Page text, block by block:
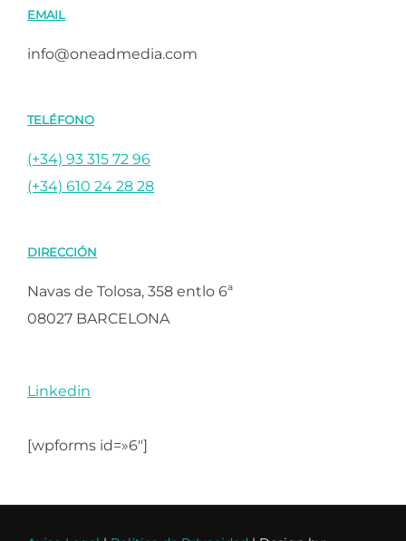
EMAIL
info@oneadmedia.com
TELÉFONO
(+34) 93 315 72 96
(+34) 610 24 28 28
DIRECCIÓN
Navas de Tolosa, 358 entlo 6ª
08027 BARCELONA
Linkedin
[wpforms id=»6″]